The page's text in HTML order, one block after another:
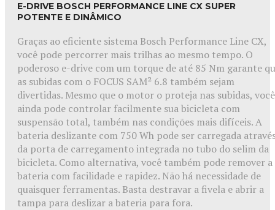
E-DRIVE BOSCH PERFORMANCE LINE CX SUPER
POTENTE E DINÂMICO
Graças ao eficiente sistema Bosch Performance Line CX,
você pode percorrer mais trilhas ao mesmo tempo. O
poderoso e-drive com um torque de até 85 Nm garante
as subidas com o FOCUS SAM² 6.8 também sejam
divertidas. Mesmo que o motor o proteja nas subidas, você
ainda pode controlar facilmente sua bicicleta com
suspensão total, também nas condições mais difíceis. A
bateria deslizante com 750 Wh pode ser carregada
da porta de carregamento integrada no tubo do selim da
bicicleta. Como alternativa, você também pode remover a
bateria com facilidade e rapidez. Não há necessidade de
quaisquer ferramentas. Basta destravar a fivela e abrir a
tampa para deslizar a bateria para fora.